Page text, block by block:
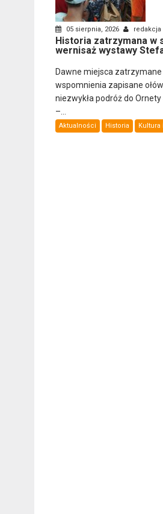
05 sierpnia, 2026 redakcja
Historia zatrzymana w
wernisaż wystawy
Dawne miejsca
wspomnienia zapisane
niezwykła podróż do
–...
Aktualności Historia Kultura